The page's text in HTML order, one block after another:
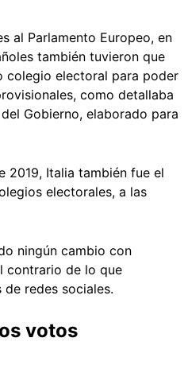
al Parlamento Europeo, en
también tuvieron que
colegio electoral para poder
como detallaba
del Gobierno, elaborado para
2019, Italia también fue el
electorales, a las
ningún cambio con
contrario de lo que
de redes sociales.
votos